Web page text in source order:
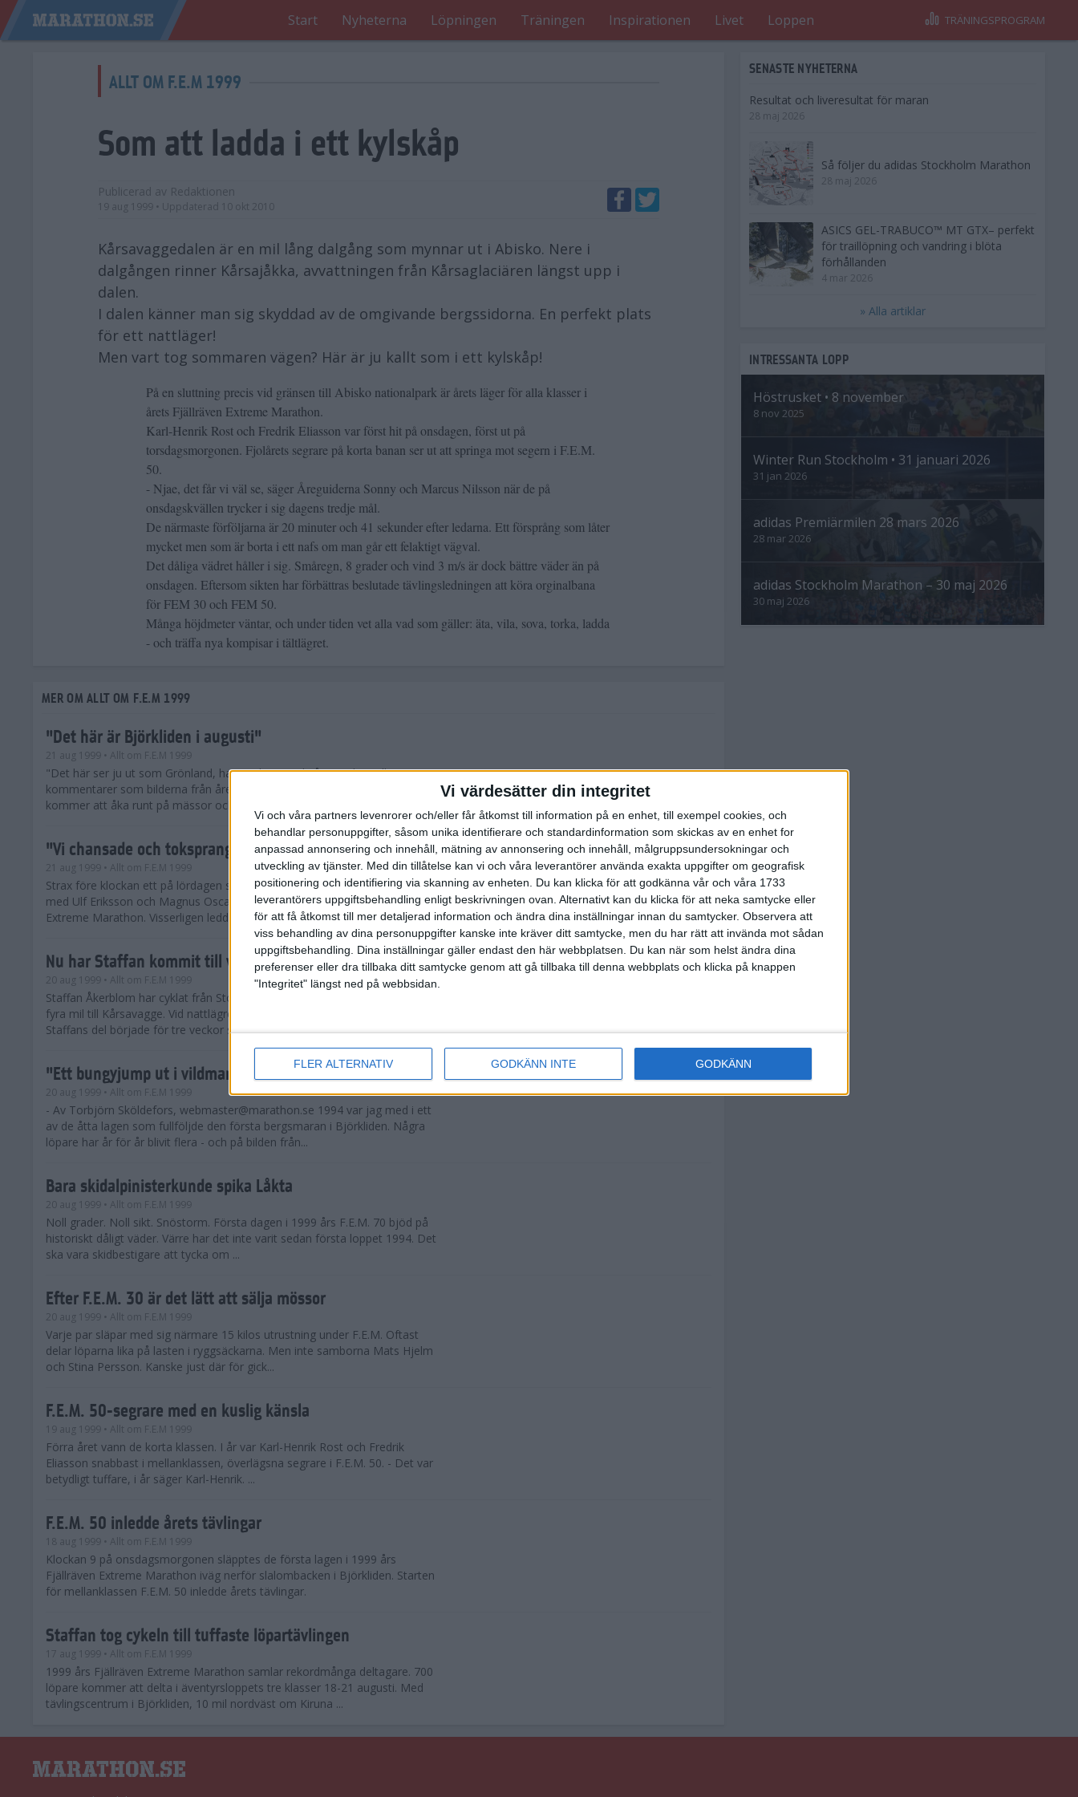
Vi värdesätter din integritet
Vi och våra partners levenrorer och/eller får åtkomst till information på en enhet, till exempel cookies, och
behandlar personuppgifter, såsom unika identifierare och standardinformation som skickas av en enhet for
anpassad annonsering och innehåll, mätning av annonsering och innehåll, målgruppsundersokningar och
utveckling av tjänster. Med din tillåtelse kan vi och våra leverantörer använda exakta uppgifter om geografisk
positionering och identifiering via skanning av enheten. Du kan klicka för att godkänna vår och våra 1733
leverantörers uppgiftsbehandling enligt beskrivningen ovan. Alternativt kan du klicka för att neka samtycke eller
för att få åtkomst till mer detaljerad information och ändra dina inställningar innan du samtycker. Observera att
viss behandling av dina personuppgifter kanske inte kräver ditt samtycke, men du har rätt att invända mot sådan
uppgiftsbehandling. Dina inställningar gäller endast den här webbplatsen. Du kan när som helst ändra dina
preferenser eller dra tillbaka ditt samtycke genom att gå tillbaka till denna webbplats och klicka på knappen
"Integritet" längst ned på webbsidan.
FLER ALTERNATIV GODKÄNN INTE GODKÄNN
Start Nyheterna Löpningen Träningen Inspirationen Livet Loppen TRÄNINGSPROGRAM
ALLT OM F.E.M 1999
Som att ladda i ett kylskåp
Publicerad av Redaktionen
19 aug 1999 • Uppdaterad 10 okt 2010
Kårsavaggedalen är en mil lång dalgång som mynnar ut i Abisko. Nere i
dalgången rinner Kårsajåkka, avvattningen från Kårsaglaciären längst upp i
dalen.
I dalen känner man sig skyddad av de omgivande bergssidorna. En perfekt plats
för ett nattläger!
Men vart tog sommaren vägen? Här är ju kallt som i ett kylskåp!
På en sluttning precis vid gränsen till Abisko nationalpark är årets läger för alla klasser i
årets Fjällräven Extreme Marathon.
Karl-Henrik Rost och Fredrik Eliasson var först hit på onsdagen, först ut på
torsdagsmorgonen. Fjolårets segrare på korta banan ser ut att springa mot segern i F.E.M.
50.
- Njae, det får vi väl se, säger Åreguiderna Sonny och Marcus Nilsson när de på
onsdagskvällen trycker i sig dagens tredje mål.
De närmaste förföljarna är 20 minuter och 41 sekunder efter ledarna. Ett försprång som låter
mycket men som är borta i ett nafs om man går ett felaktigt vägval.
Det dåliga vädret håller i sig. Småregn, 8 grader och vind 3 m/s är dock bättre väder än på
onsdagen. Eftersom sikten har förbättras beslutade tävlingsledningen att köra orginalbana
för FEM 30 och FEM 50.
Många höjdmeter väntar, och under tiden vet alla vad som gäller: äta, vila, sova, torka, ladda
- och träffa nya kompisar i tältlägret.
MER OM ALLT OM F.E.M 1999
"Det här är Björkliden i augusti"
21 aug 1999 • Allt om F.E.M 1999
"Det här ser ju ut som Grönland, har ni isbjörn också?" Tänk er alla
kommentarer som bilderna från årets F.E.M. kommer att få. Den som
kommer att åka runt på mässor och i andra sammanhang marknads...
"Vi chansade och toksprang för segern"
21 aug 1999 • Allt om F.E.M 1999
Strax före klockan ett på lördagen sprang första laget i mål. Team Kittelfjäll
med Ulf Eriksson och Magnus Oscarsson vann långa klassen i Fjällräven
Extreme Marathon. Visserligen ledde laget efter...
Nu har Staffan kommit till vändpunkten
20 aug 1999 • Allt om F.E.M 1999
Staffan Åkerblom har cyklat från Stockholm till Björkliden, sprungit nästan
fyra mil till Kårsavagge. Vid nattlägret är vändpunkten på äventyret som för
Staffans del började för tre veckor sedan.
"Ett bungyjump ut i vildmarken"
20 aug 1999 • Allt om F.E.M 1999
- Av Torbjörn Sköldefors, webmaster@marathon.se 1994 var jag med i ett
av de åtta lagen som fullföljde den första bergsmaran i Björkliden. Några
löpare har år för år blivit flera - och på bilden från...
Bara skidalpinisterkunde spika Låkta
20 aug 1999 • Allt om F.E.M 1999
Noll grader. Noll sikt. Snöstorm. Första dagen i 1999 års F.E.M. 70 bjöd på
historiskt dåligt väder. Värre har det inte varit sedan första loppet 1994. Det
ska vara skidbestigare att tycka om ...
Efter F.E.M. 30 är det lätt att sälja mössor
20 aug 1999 • Allt om F.E.M 1999
Varje par släpar med sig närmare 15 kilos utrustning under F.E.M. Oftast
delar löparna lika på lasten i ryggsäckarna. Men inte samborna Mats Hjelm
och Stina Persson. Kanske just där för gick...
F.E.M. 50-segrare med en kuslig känsla
19 aug 1999 • Allt om F.E.M 1999
Förra året vann de korta klassen. I år var Karl-Henrik Rost och Fredrik
Eliasson snabbast i mellanklassen, överlägsna segrare i F.E.M. 50. - Det var
betydligt tuffare, i år säger Karl-Henrik. ...
F.E.M. 50 inledde årets tävlingar
18 aug 1999 • Allt om F.E.M 1999
Klockan 9 på onsdagsmorgonen släpptes de första lagen i 1999 års
Fjällräven Extreme Marathon iväg nerför slalombacken i Björkliden. Starten
för mellanklassen F.E.M. 50 inledde årets tävlingar.
Staffan tog cykeln till tuffaste löpartävlingen
17 aug 1999 • Allt om F.E.M 1999
1999 års Fjällräven Extreme Marathon samlar rekordmånga deltagare. 700
löpare kommer att delta i äventyrsloppets tre klasser 18-21 augusti. Med
tävlingscentrum i Björkliden, 10 mil nordväst om Kiruna ...
SENASTE NYHETERNA
Resultat och liveresultat för maran
28 maj 2026
Så följer du adidas Stockholm Marathon
28 maj 2026
ASICS GEL-TRABUCO™ MT GTX– perfekt
för traillöpning och vandring i blöta
förhållanden
4 mar 2026
» Alla artiklar
INTRESSANTA LOPP
Höstrusket • 8 november
8 nov 2025
Winter Run Stockholm • 31 januari 2026
31 jan 2026
adidas Premiärmilen 28 mars 2026
28 mar 2026
adidas Stockholm Marathon – 30 maj 2026
30 maj 2026